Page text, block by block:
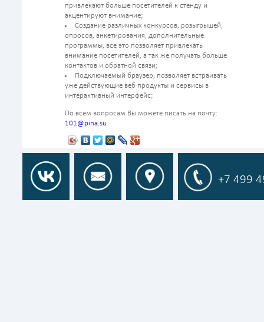
привлекают больше посетителей к стенду и
акцентируют внимание;
Создание различных конкурсов, розыгрышей,
опросов, анкетирования, дополнительные
программы, все это позволяет привлекать
внимание посетителей, а так же получать больше
контактов и обратной связи;
Подключаемый браузер, позволяет встраивать
уже действующие веб продукты и сервисы в
интерактивный интерфейс;
По всем вопросам Вы можете писать на почту:
101@pina.su
+7 499